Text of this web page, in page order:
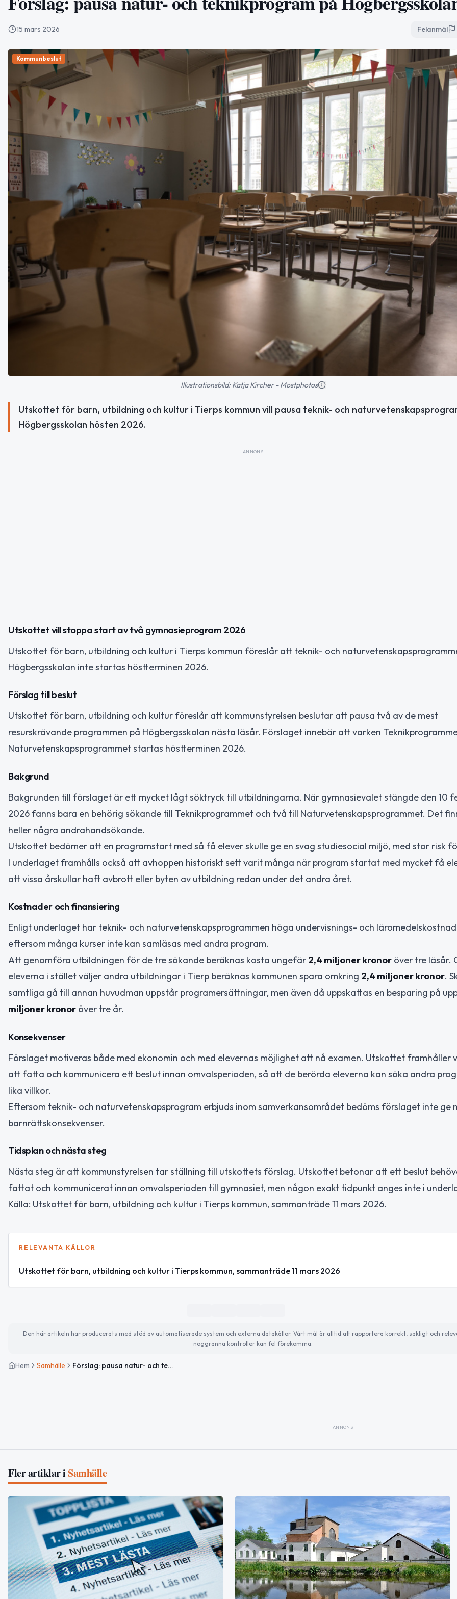
15 mars 2026 Felanmäl
Kommunbeslut
Illustrationsbild: Katja Kircher - Mostphotos
Utskottet för barn, utbildning och kultur i Tierps kommun vill pausa teknik- och
Högbergsskolan hösten 2026.
ANNONS
Utskottet vill stoppa start av två gymnasieprogram 2026
Utskottet för barn, utbildning och kultur i Tierps kommun föreslår att teknik- och
Högbergsskolan inte startas höstterminen 2026.
Förslag till beslut
Utskottet för barn, utbildning och kultur föreslår att kommunstyrelsen beslutar att pausa två av de mest
resurskrävande programmen på Högbergsskolan nästa läsår. Förslaget innebär att varken
Naturvetenskapsprogrammet startas höstterminen 2026.
Bakgrund
Bakgrunden till förslaget är ett mycket lågt söktryck till utbildningarna. När gymnasievalet stängde den 10
2026 fanns bara en behörig sökande till Teknikprogrammet och två till Naturvetenskapsprogrammet. Det
heller några andrahandsökande.
Utskottet bedömer att en programstart med så få elever skulle ge en svag studiesocial miljö, med stor risk
I underlaget framhålls också att avhoppen historiskt sett varit många när program startat med mycket få
att vissa årskullar haft avbrott eller byten av utbildning redan under det andra året.
Kostnader och finansiering
Enligt underlaget har teknik- och naturvetenskapsprogrammen höga undervisnings- och
eftersom många kurser inte kan samläsas med andra program.
Att genomföra utbildningen för de tre sökande beräknas kosta ungefär 2,4 miljoner kronor över tre läsår.
eleverna i stället väljer andra utbildningar i Tierp beräknas kommunen spara omkring 2,4 miljoner kronor.
samtliga gå till annan huvudman uppstår programersättningar, men även då uppskattas en besparing på
miljoner kronor över tre år.
Konsekvenser
Förslaget motiveras både med ekonomin och med elevernas möjlighet att nå examen. Utskottet framhåller
att fatta och kommunicera ett beslut innan omvalsperioden, så att de berörda eleverna kan söka andra
lika villkor.
Eftersom teknik- och naturvetenskapsprogram erbjuds inom samverkansområdet bedöms förslaget inte ge
barnrättskonsekvenser.
Tidsplan och nästa steg
Nästa steg är att kommunstyrelsen tar ställning till utskottets förslag. Utskottet betonar att ett beslut
fattat och kommunicerat innan omvalsperioden till gymnasiet, men någon exakt tidpunkt anges inte i
Källa: Utskottet för barn, utbildning och kultur i Tierps kommun, sammanträde 11 mars 2026.
RELEVANTA KÄLLOR
Utskottet för barn, utbildning och kultur i Tierps kommun, sammanträde 11 mars 2026
Den här artikeln har producerats med stöd av automatiserade system och externa datakällor. Vårt mål är alltid att rapportera korrekt, sakligt och
noggranna kontroller kan fel förekomma.
Hem Samhälle Förslag: pausa natur- och teknikprogram på Högbergsskolan
ANNONS
Fler artiklar iSamhälle